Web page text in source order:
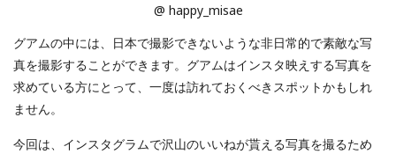
@ happy_misae
グアムの中には、日本で撮影できないような非日常的で素敵な写
真を撮影することができます。グアムはインスタ映えする写真を
求めている方にとって、一度は訪れておくべきスポットかもしれ
ません。
今回は、インスタグラムで沢山のいいねが貰える写真を撮るため